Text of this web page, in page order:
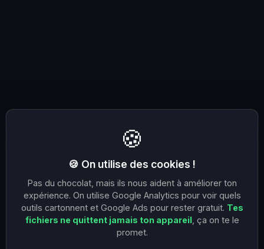
🍪
🍪 On utilise des cookies !
Pas du chocolat, mais ils nous aident à améliorer ton
expérience. On utilise Google Analytics pour voir quels
outils cartonnent et Google Ads pour rester gratuit. Tes
fichiers ne quittent jamais ton appareil, ça on te le
promet.